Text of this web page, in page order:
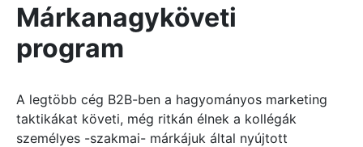
Márkanagyköveti
program
A legtöbb cég B2B-ben a hagyományos marketing
taktikákat követi, még ritkán élnek a kollégák
személyes -szakmai- márkájuk által nyújtott